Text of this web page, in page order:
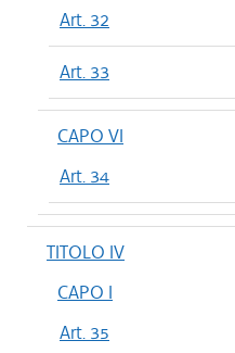
Art. 32
Art. 33
CAPO VI
Art. 34
TITOLO IV
CAPO I
Art. 35